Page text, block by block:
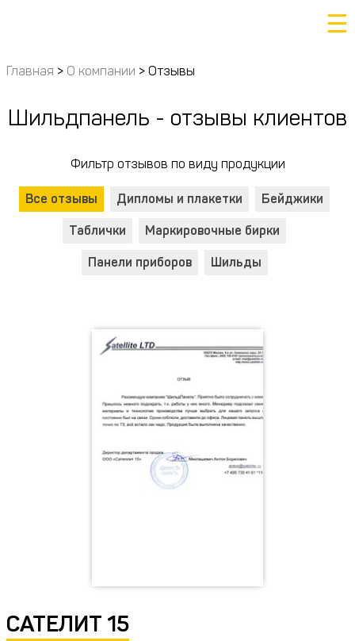
☰
Главная > О компании > Отзывы
Шильдпанель - отзывы клиентов
Фильтр отзывов по виду продукции
Все отзывы Дипломы и плакетки Бейджики
Таблички Маркировочные бирки
Панели приборов Шильды
САТЕЛИТ 15